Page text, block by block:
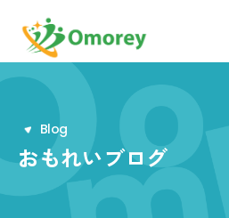
Blog
おもれいブログ